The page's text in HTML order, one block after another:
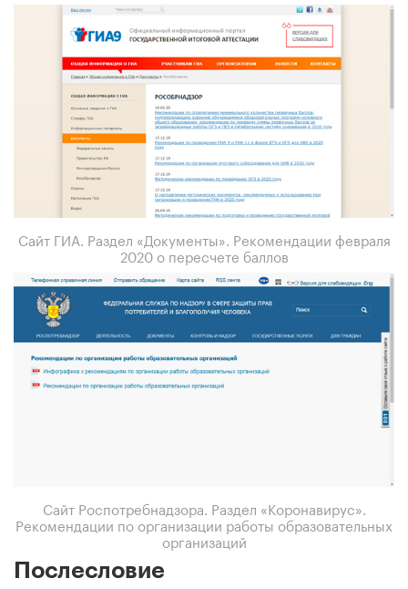
Сайт ГИА. Раздел «Документы». Рекомендации февраля
2020 о пересчете баллов
Сайт Роспотребнадзора. Раздел «Коронавирус».
Рекомендации по организации работы образовательных
организаций
Послесловие